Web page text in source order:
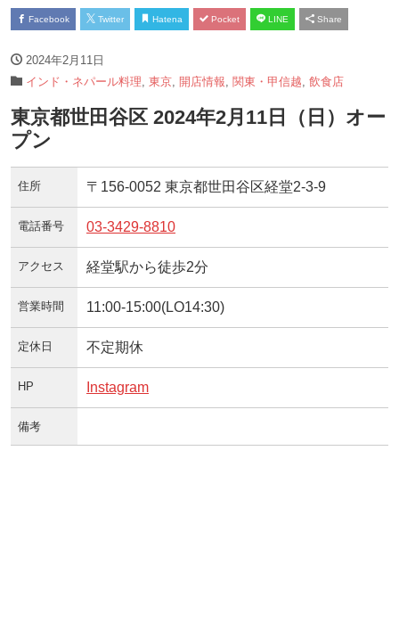
Facebook Twitter Hatena Pocket LINE Share
2024年2月11日
インド・ネパール料理 東京 開店情報 関東・甲信越 飲食店
東京都世田谷区 2024年2月11日（日）オー
プン
住所 〒156-0052 東京都世田谷区経堂2-3-9
電話番号 03-3429-8810
アクセス 経堂駅から徒歩2分
営業時間 11:00-15:00(LO14:30)
定休日 不定期休
HP Instagram
備考